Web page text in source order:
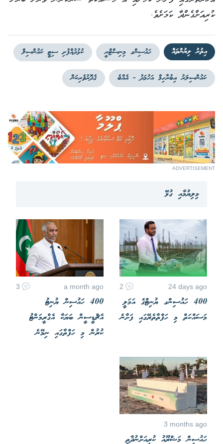
ކުރިއަށްގެންދާ ކަމަށެވެ.
އިތުރު ލިޔުންތައް ހައުސިންގ މިނިސްޓްރީ ކުޅުދުއްފުށި ސިޓީ ކައުންސިލް
ކައުންސިލަރު އިބުރާހިމް އަހުމަދު - އެއްބެ ގެދޮރުވެރިކަން
ADVERTISEMENT
މިލިޔުމާއި ގުޅޭ
24 days ago
2
400 ހައުސިންގ ޔުނިޓްގެ އަމަލީ
މަސައްކަތް މި ހަފްތާތެރޭގައި ފަށާނެ
a month ago
3
400 ހައުސިން ޔުނިޓު
އެޗްޑީސީން ބަޔަކާ އެގްރީމަންޓު
ކުރުން މި ހަފްތާގައި ނިމޭނެ
3 months ago
ހައުސިން މަޝްރޫއު ކުރިއަށްނުދާތީ